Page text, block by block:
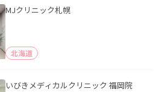
MJクリニック札幌
北海道
いびきメディカルクリニック 福岡院